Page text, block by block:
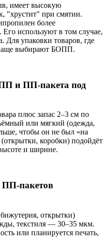
имеет высокую
"хрустит" при смятии.
более
используют в том случае,
Для упаковки товаров, где
выбирают БОПП.
и ПП-пакета под
плюс запас 2–3 см по
или мягкий (одежда,
чтобы он не был «на
коробки) подойдёт
и ширине.
пакетов
открытки)
текстиля — 30–35 мкм.
или планируется печать,